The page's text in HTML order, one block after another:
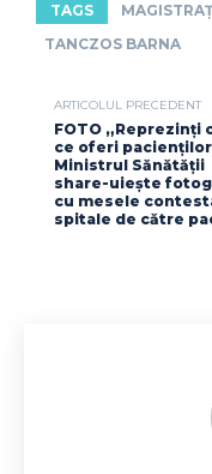
TAGS
TANCZOS BARNA
ARTICOLUL PRECEDENT
FOTO „Reprezinți
ce oferi
Ministrul Sănătății
share-uiește
cu mesele
spitale de către